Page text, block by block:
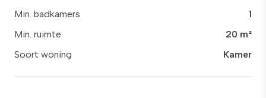
Min. badkamers
1
Min. ruimte
20 m²
Soort woning
Kamer